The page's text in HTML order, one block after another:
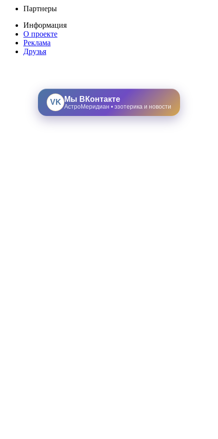
Партнеры
Информация
О проекте
Реклама
Друзья
VK Мы ВКонтакте
АстроМеридиан • эзотерика и новости